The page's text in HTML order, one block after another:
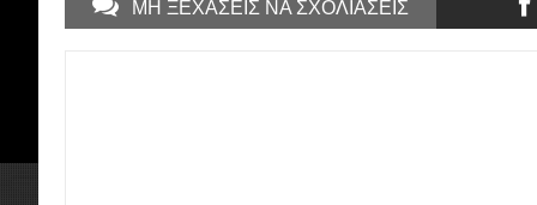
ΜΗ ΞΕΧΑΣΕΙΣ ΝΑ ΣΧΟΛΙΑΣΕΙΣ